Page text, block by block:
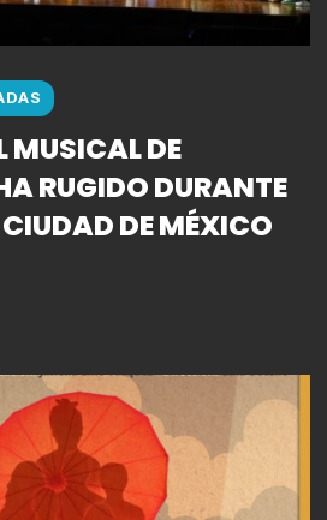
MUSICAL DE
RUGIDO DURANTE
DE MÉXICO